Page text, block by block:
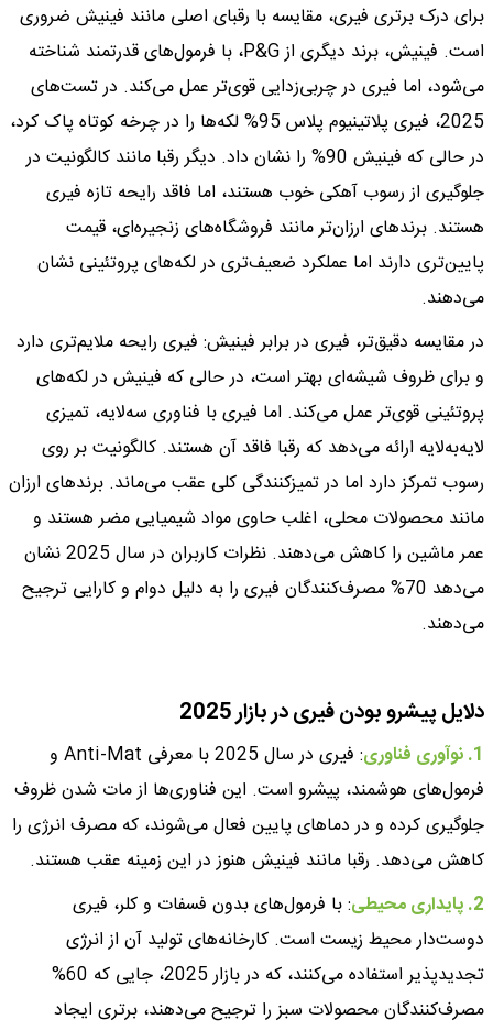
برای درک برتری فیری، مقایسه با رقبای اصلی مانند فینیش ضروری
است. فینیش، برند دیگری از P&G، با فرمول‌های قدرتمند شناخته
می‌شود، اما فیری در چربی‌زدایی قوی‌تر عمل می‌کند. در تست‌های
2025، فیری پلاتینیوم پلاس 95% لکه‌ها را در چرخه کوتاه پاک کرد،
در حالی که فینیش 90% را نشان داد. دیگر رقبا مانند کالگونیت در
جلوگیری از رسوب آهکی خوب هستند، اما فاقد رایحه تازه فیری
هستند. برندهای ارزان‌تر مانند فروشگاه‌های زنجیره‌ای، قیمت
پایین‌تری دارند اما عملکرد ضعیف‌تری در لکه‌های پروتئینی نشان
می‌دهند.
در مقایسه دقیق‌تر، فیری در برابر فینیش: فیری رایحه ملایم‌تری دارد
و برای ظروف شیشه‌ای بهتر است، در حالی که فینیش در لکه‌های
پروتئینی قوی‌تر عمل می‌کند. اما فیری با فناوری سه‌لایه، تمیزی
لایه‌به‌لایه ارائه می‌دهد که رقبا فاقد آن هستند. کالگونیت بر روی
رسوب تمرکز دارد اما در تمیزکنندگی کلی عقب می‌ماند. برندهای ارزان
مانند محصولات محلی، اغلب حاوی مواد شیمیایی مضر هستند و
عمر ماشین را کاهش می‌دهند. نظرات کاربران در سال 2025 نشان
می‌دهد 70% مصرف‌کنندگان فیری را به دلیل دوام و کارایی ترجیح
می‌دهند.
دلایل پیشرو بودن فیری در بازار 2025
1. نوآوری فناوری
: فیری در سال 2025 با معرفی Anti-Mat و
فرمول‌های هوشمند، پیشرو است. این فناوری‌ها از مات شدن ظروف
جلوگیری کرده و در دماهای پایین فعال می‌شوند، که مصرف انرژی را
کاهش می‌دهد. رقبا مانند فینیش هنوز در این زمینه عقب هستند.
2. پایداری محیطی
: با فرمول‌های بدون فسفات و کلر، فیری
دوست‌دار محیط زیست است. کارخانه‌های تولید آن از انرژی
تجدیدپذیر استفاده می‌کنند، که در بازار 2025، جایی که 60%
مصرف‌کنندگان محصولات سبز را ترجیح می‌دهند، برتری ایجاد